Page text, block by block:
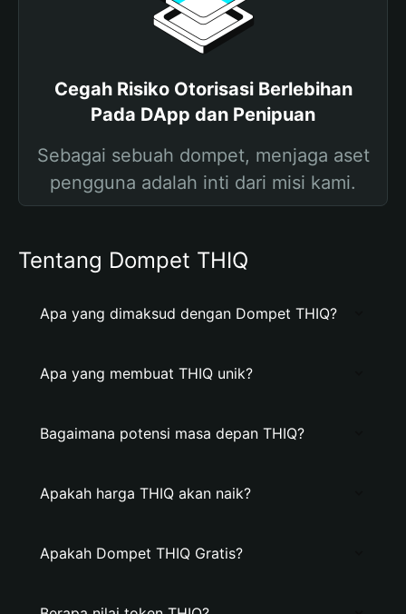
Cegah Risiko Otorisasi Berlebihan
Pada DApp dan Penipuan
Sebagai sebuah dompet, menjaga aset
pengguna adalah inti dari misi kami.
Tentang Dompet THIQ
Apa yang dimaksud dengan Dompet THIQ?
Apa yang membuat THIQ unik?
Bagaimana potensi masa depan THIQ?
Apakah harga THIQ akan naik?
Apakah Dompet THIQ Gratis?